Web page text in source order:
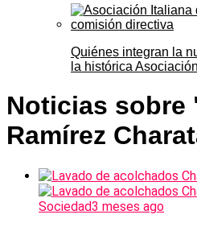
Quiénes integran la
la histórica
Noticias sobre
Ramírez
Sociedad3 meses ago